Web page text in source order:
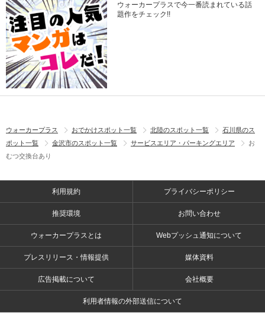
ウォーカープラスで今一番読まれている話
題作をチェック!!
ウォーカープラス おでかけスポット一覧 北陸のスポット一覧
石川県のス
ポット一覧
金沢市のスポット一覧 サービスエリア・パーキングエリア
お
むつ交換台あり
利用規約 プライバシーポリシー
推奨環境 お問い合わせ
ウォーカープラスとは Webプッシュ通知について
プレスリリース・情報提供 媒体資料
広告掲載について 会社概要
利用者情報の外部送信について